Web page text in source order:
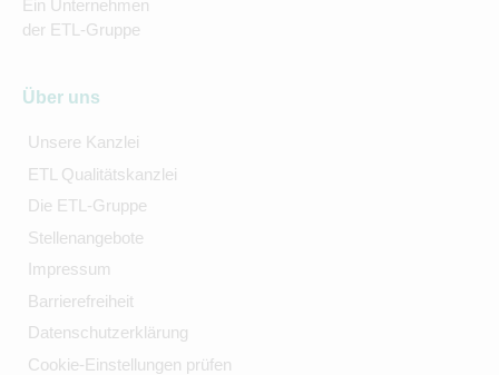
Ein Unternehmen
der ETL-Gruppe
Über uns
Unsere Kanzlei
ETL Qualitätskanzlei
Die ETL-Gruppe
Stellenangebote
Impressum
Barrierefreiheit
Datenschutzerklärung
Cookie-Einstellungen prüfen